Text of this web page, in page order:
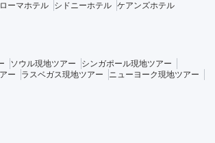
ローマホテル シドニーホテル ケアンズホテル
ソウル現地ツアー
シンガポール現地ツアー
ー ラスベガス現地ツアー
ニューヨーク現地ツアー